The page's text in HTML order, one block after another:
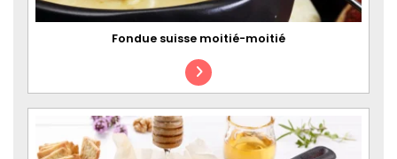
Fondue suisse moitié-moitié